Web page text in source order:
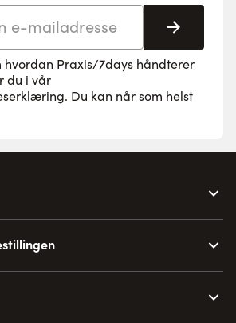
hvordan Praxis/7days håndterer
du i vår
. Du kan når som helst